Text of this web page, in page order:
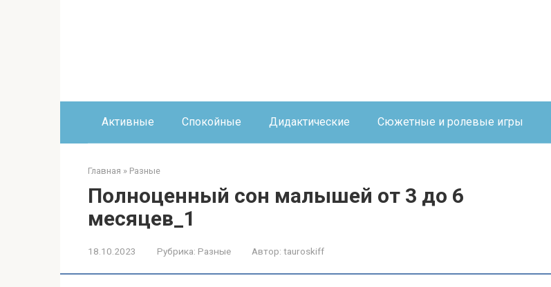
Активные Спокойные Дидактические Сюжетные и ролевые игры
Главная » Разные
Полноценный сон малышей от 3 до 6
месяцев_1
18.10.2023 Рубрика: Разные Автор: tauroskiff